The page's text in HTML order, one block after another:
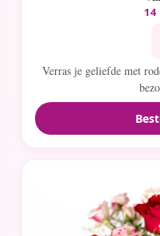
14
Verras je geliefde met